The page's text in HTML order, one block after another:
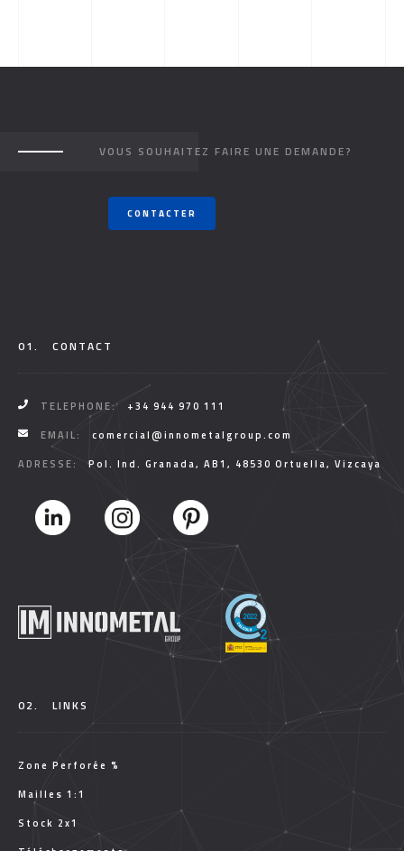
VOUS SOUHAITEZ FAIRE UNE DEMANDE?
CONTACTER
01. CONTACT
TELEPHONE:
+34 944 970 111
EMAIL:
comercial@innometalgroup.com
ADRESSE:
Pol. Ind. Granada, AB1, 48530 Ortuella, Vizcaya
02. LINKS
Zone Perforée %
Mailles 1:1
Stock 2x1